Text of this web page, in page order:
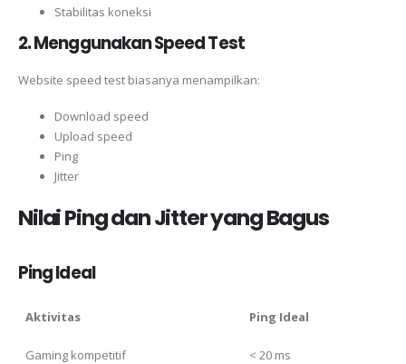
Stabilitas koneksi
2. Menggunakan Speed Test
Website speed test biasanya menampilkan:
Download speed
Upload speed
Ping
Jitter
Nilai Ping dan Jitter yang Bagus
Ping Ideal
Aktivitas Ping Ideal
Gaming kompetitif < 20 ms